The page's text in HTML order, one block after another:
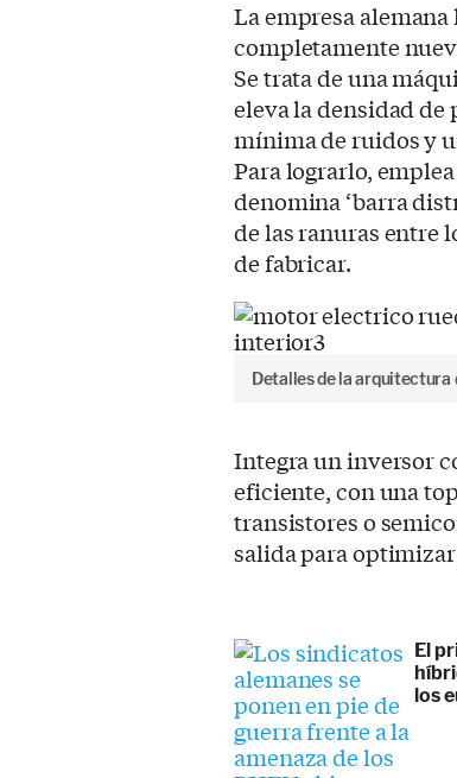
La empresa
completamente
Se trata de una
eleva la densidad de
mínima de ruidos y
Para lograrlo,
denomina ‘barra
de las ranuras entre
de fabricar.
Detalles de la arquitectura
Integra un inversor
eficiente, con una
transistores o
salida para
El
los